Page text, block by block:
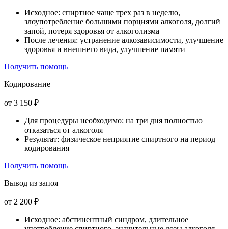
Исходное: спиртное чаще трех раз в неделю,
злоупотребление большими порциями алкоголя, долгий
запой, потеря здоровья от алкоголизма
После лечения: устранение алкозависимости, улучшение
здоровья и внешнего вида, улучшение памяти
Получить помощь
Кодирование
от 3 150 ₽
Для процедуры необходимо: на три дня полностью
отказаться от алкоголя
Результат: физическое неприятие спиртного на период
кодирования
Получить помощь
Вывод из запоя
от 2 200 ₽
Исходное: абстинентный синдром, длительное